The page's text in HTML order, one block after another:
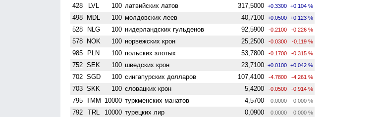
428 LVL 100 латвийских латов 317,5000 +0.3300 +0.104 %
498 MDL 100 молдовских леев 40,7100 +0.0500 +0.123 %
528 NLG 100 нидерландских гульденов 92,5900 -0.2100 -0.226 %
578 NOK 100 норвежских крон 25,2500 -0.0300 -0.119 %
985 PLN 100 польских злотых 53,7800 -0.1700 -0.315 %
752 SEK 100 шведских крон 23,7100 +0.0100 +0.042 %
702 SGD 100 сингапурских долларов 107,4100 -4.7800 -4.261 %
703 SKK 100 словацких крон 5,4200 -0.0500 -0.914 %
795 TMM 10000 туркменских манатов 4,5700 0.0000 0.000 %
792 TRL 10000 турецких лир 0,0900 0.0000 0.000 %